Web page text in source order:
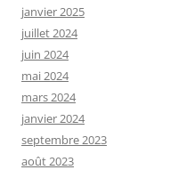
janvier 2025
juillet 2024
juin 2024
mai 2024
mars 2024
janvier 2024
septembre 2023
août 2023